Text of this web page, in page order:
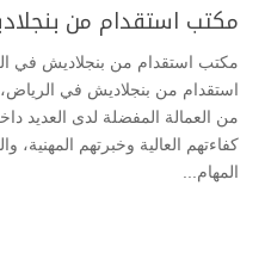
مكتب استقدام من
مكتب استقدام من بنجلاديش في
استقدام من بنجلاديش في الرياض،
من العمالة المفضلة لدى العديد
كفاءتهم العالية وخبرتهم المهنية،
المهام...